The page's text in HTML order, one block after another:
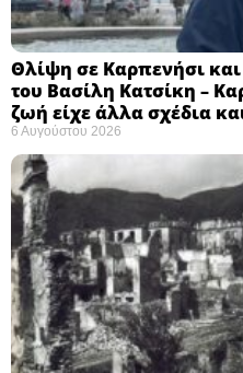
Θλίψη σε Καρπενήσι
του Βασίλη Κατσίκη –
ζωή είχε άλλα σχέδια
6 Αυγούστου 2026